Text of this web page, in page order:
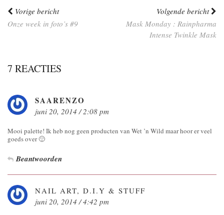
Vorige bericht
Onze week in foto’s #9
Volgende bericht
Mask Monday : Rainpharma
Intense Twinkle Mask
7 REACTIES
SAARENZO
juni 20, 2014 / 2:08 pm
Mooi palette! Ik heb nog geen producten van Wet ’n Wild maar hoor er veel
goeds over 🙂
Beantwoorden
NAIL ART, D.I.Y & STUFF
juni 20, 2014 / 4:42 pm